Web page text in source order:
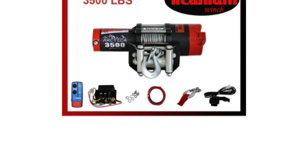
NAVIJAKY COME UP WARN
OLEJE MAXIMA A FILTRE